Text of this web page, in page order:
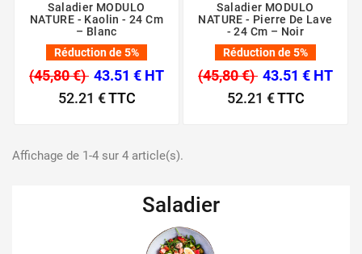
Saladier MODULO
NATURE - Kaolin - 24 Cm
– Blanc
Réduction de 5%
(45,80 €) 43.51 € HT
52.21 €TTC
Saladier MODULO
NATURE - Pierre De Lave
- 24 Cm – Noir
Réduction de 5%
(45,80 €) 43.51 € HT
52.21 €TTC
Affichage de 1-4 sur 4 article(s).
Saladier